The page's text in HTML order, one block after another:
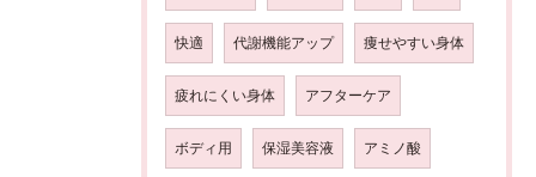
快適 代謝機能アップ 痩せやすい身体
疲れにくい身体 アフターケア
ボディ用 保湿美容液 アミノ酸